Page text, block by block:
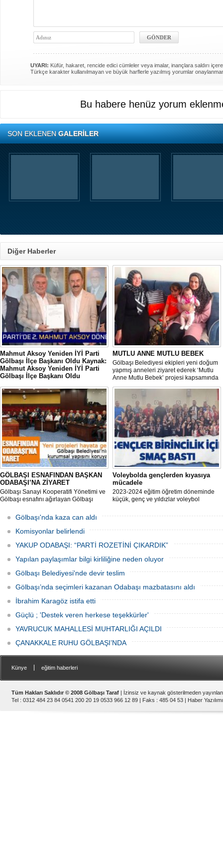
UYARI: Küfür, hakaret, rencide edici cümleler veya imalar, inançlara saldırı
Türkçe karakter kullanılmayan ve büyük harflerle yazılmış yorumlar
Bu habere henüz yorum
SON EKLENENGALERİLER
Diğer Haberler
Mahmut Aksoy Yeniden İYİ Parti
Gölbaşı İlçe Başkanı Oldu Kaynak:
Mahmut Aksoy Yeniden İYİ Parti
Gölbaşı İlçe Başkanı Oldu
Mahmut Aksoy Yeniden İYİ Parti Gölbaşı
İlçe Başkanı Oldu
MUTLU ANNE MUTLU BEBEK
Gölbaşı Belediyesi ekipleri yeni doğum
yapmış anneleri ziyaret ederek ‘Mutlu
Anne Mutlu Bebek’ projesi kapsamında
hem içerisinde doğum sonrası temel
ediyor hem de uygulamalı eğitim
veriyor.
GÖLBAŞI ESNAFINDAN BAŞKAN
ODABAŞI’NA ZİYARET
Gölbaşı Sanayi Kooperatifi Yönetimi ve
Gölbaşı esnafını ağırlayan Gölbaşı
istişare ile yöneteceklerini belirterek
“Yeni projeleri hayata geçireceğiz.
Gölbaşı’mızın daha yaşanabilir, daha
düzgün, daha temiz olması için
Voleybolda gençlerden kıyasıya
mücadele
2023-2024 eğitim öğretim döneminde
küçük, genç ve yıldızlar voleybol
Gölbaşı'nda kaza can aldı
Komisyonlar belirlendi
YAKUP ODABAŞI: “PARTİ ROZETİNİ ÇIKARDIK”
Yapılan paylaşımlar bilgi kirliliğine neden oluyor
Gölbaşı Belediyesi'nde devir teslim
Gölbaşı’nda seçimleri kazanan Odabaşı mazbatasını aldı
İbrahim Karagöz istifa etti
Güçlü ; 'Destek veren herkese teşekkürler'
YAVRUCUK MAHALLESİ MUHTARLIĞI AÇILDI
ÇANAKKALE RUHU GÖLBAŞI’NDA
Künye eğitim haberleri
Tüm Hakları Saklıdır © 2008 Gölbaşı Taraf | İzinsiz ve kaynak gösterilmeden
Tel : 0312 484 23 84 0541 200 20 19 0533 966 12 89 | Faks : 485 04 53 | Haber Yazılımı